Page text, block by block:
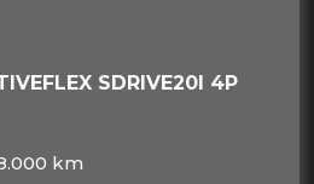
SDRIVE20I 4P
km